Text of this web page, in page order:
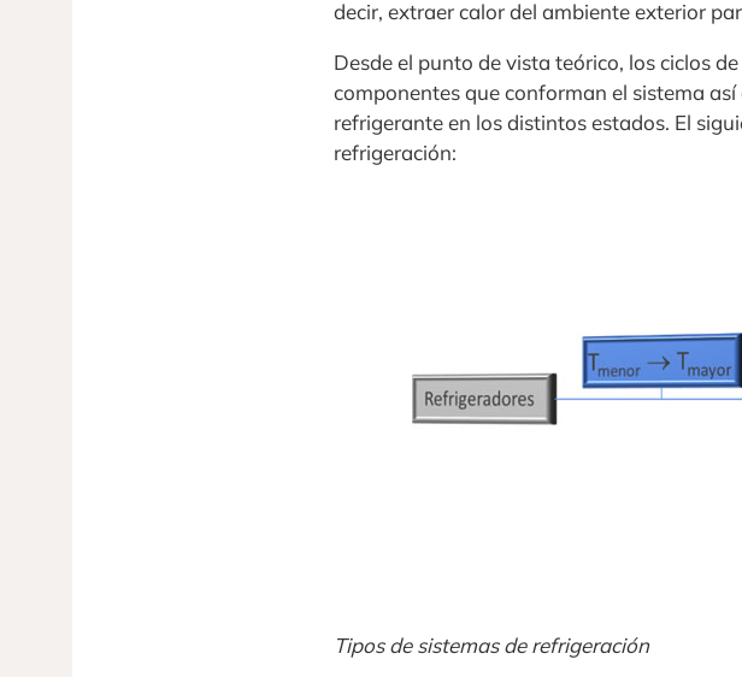
decir, extraer calor del ambiente exterior
Desde el punto de vista teórico, los ciclos
componentes que conforman el sistema
refrigerante en los distintos estados. El
refrigeración:
Tipos de sistemas de refrigeración